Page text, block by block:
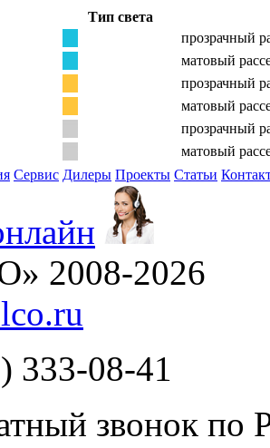
Тип света
прозрачный
матовый
прозрачный
матовый
прозрачный
матовый
Сервис Дилеры Проекты Статьи
2008-2026
333-08-41
звонок по